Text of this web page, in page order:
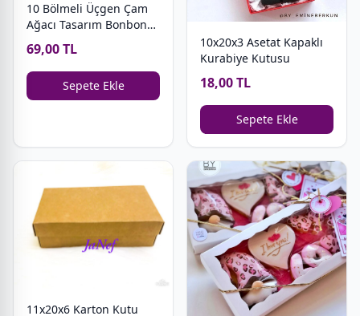
10 Bölmeli Üçgen Çam
Ağacı Tasarım Bonbon
Çikolata Kutusu
69,00 TL
Sepete Ekle
10x20x3 Asetat Kapaklı
Kurabiye Kutusu
18,00 TL
Sepete Ekle
11x20x6 Karton Kutu